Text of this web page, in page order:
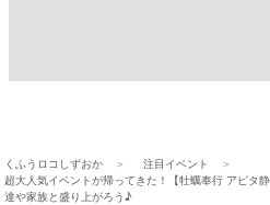
くふうロコしずおか
注目イベント
超大人気イベントが帰ってきた！【牡蠣奉行 アピタ
達や家族と盛り上がろう♪